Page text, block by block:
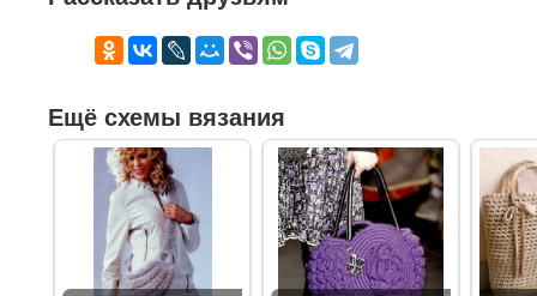
Ещё схемы вязания